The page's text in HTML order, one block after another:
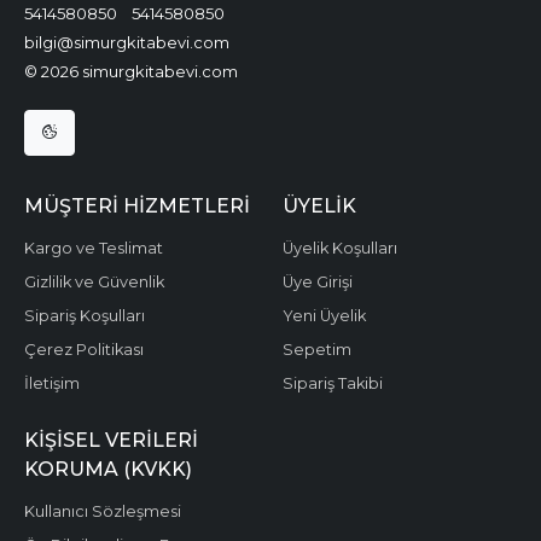
5414580850
5414580850
bilgi@simurgkitabevi.com
© 2026 simurgkitabevi.com
MÜŞTERI HIZMETLERI
Kargo ve Teslimat
Gizlilik ve Güvenlik
Sipariş Koşulları
Çerez Politikası
İletişim
ÜYELIK
Üyelik Koşulları
Üye Girişi
Yeni Üyelik
Sepetim
Sipariş Takibi
KIŞISEL VERILERI
KORUMA (KVKK)
Kullanıcı Sözleşmesi